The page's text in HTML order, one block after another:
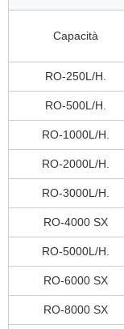
Capacità
RO-250L/H.
RO-500L/H.
RO-1000L/H.
RO-2000L/H.
RO-3000L/H.
RO-4000 SX
RO-5000L/H.
RO-6000 SX
RO-8000 SX